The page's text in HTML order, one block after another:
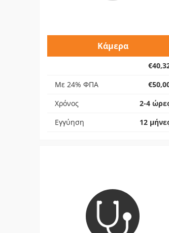
Κάμερα
Με 24% ΦΠΑ
Χρόνος
2-4
Εγγύηση
12